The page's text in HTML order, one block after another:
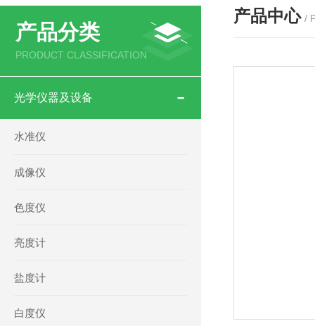
产品分类
PRODUCT CLASSIFICATION
光学仪器及设备
水准仪
成像仪
色度仪
亮度计
盐度计
白度仪
产品中心 /